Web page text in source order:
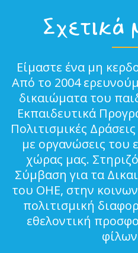
Είμαστε ένα μη
Από το 2004
δικαιώματα του
Εκπαιδευτικά
Πολιτισμικές
με οργανώσεις του
χώρας μας.
Σύμβαση για τα
του ΟΗΕ, στην
πολιτισμική
εθελοντική